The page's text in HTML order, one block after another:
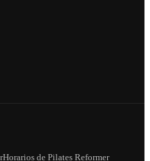
Horarios de Pilates Reformer